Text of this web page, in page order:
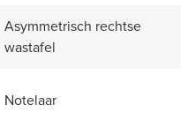
Asymmetrisch rechtse
wastafel
Notelaar